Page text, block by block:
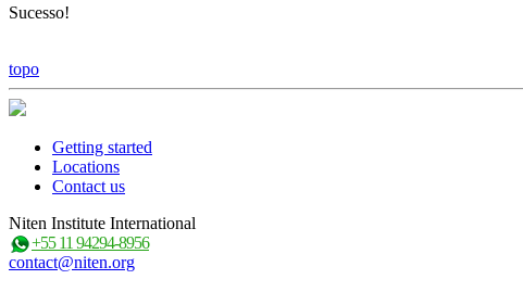
Sucesso!
topo
Getting started
Locations
Contact us
Niten Institute International
+55 11 94294-8956
contact@niten.org